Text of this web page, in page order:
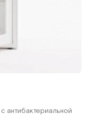
антибактериальной